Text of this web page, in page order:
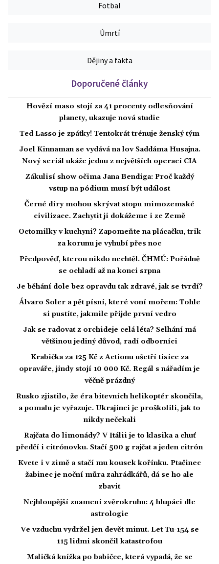
Fotbal
Úmrtí
Dějiny a fakta
Doporučené články
Hovězí maso stojí za 41 procenty odlesňování
planety, ukazuje nová studie
Ted Lasso je zpátky! Tentokrát trénuje ženský tým
Joel Kinnaman se vydává na lov Saddáma Husajna.
Nový seriál ukáže jednu z největších operací CIA
Zákulisí show očima Jana Bendiga: Proč každý
vstup na pódium musí být událost
Černé díry mohou skrývat stopu mimozemské
civilizace. Zachytit ji dokážeme i ze Země
Octomilky v kuchyni? Zapomeňte na plácačku, trik
za korunu je vyhubí přes noc
Předpověď, kterou nikdo nechtěl. ČHMÚ: Pořádně
se ochladí až na konci srpna
Je běhání dole bez opravdu tak zdravé, jak se tvrdí?
Álvaro Soler a pět písní, které voní mořem: Tohle
si pustíte, jakmile přijde první vedro
Jak se radovat z orchideje celá léta? Selhání má
většinou jediný důvod, radí odborníci
Krabička za 125 Kč z Actionu ušetří tisíce za
opraváře, jindy stojí 10 000 Kč. Regál s nářadím je
věčně prázdný
Rusko zjistilo, že éra bitevních helikoptér skončila,
a pomalu je vyřazuje. Ukrajinci je proškolili, jak to
nikdy nečekali
Rajčata do limonády? V Itálii je to klasika a chuť
předčí i citrónovku. Stačí 500 g rajčat a jeden citrón
Kvete i v zimě a stačí mu kousek kořínku. Ptačinec
žabinec je noční můra zahrádkářů, dá se ho ale
zbavit
Nejhloupější znamení zvěrokruhu: 4 hlupáci dle
astrologie
Ve vzduchu vydržel jen devět minut. Let Tu-154 se
115 lidmi skončil katastrofou
Maličká knížka po babičce, která vypadá, že se